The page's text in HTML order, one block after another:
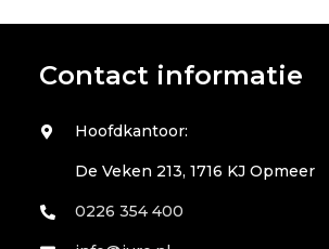
Contact informatie
Hoofdkantoor:
De Veken 213, 1716 KJ Opmeer
0226 354 400